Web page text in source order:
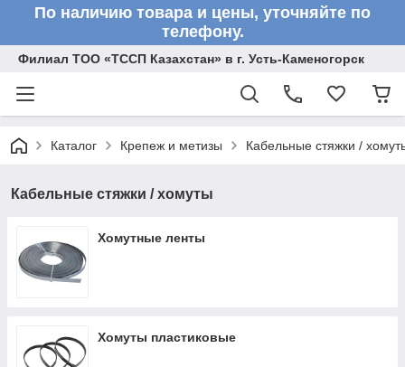
По наличию товара и цены, уточняйте по
телефону.
Филиал ТОО «ТССП Казахстан» в г. Усть-Каменогорск
Каталог Крепеж и метизы Кабельные стяжки /
Кабельные стяжки / хомуты
Хомутные ленты
Хомуты пластиковые